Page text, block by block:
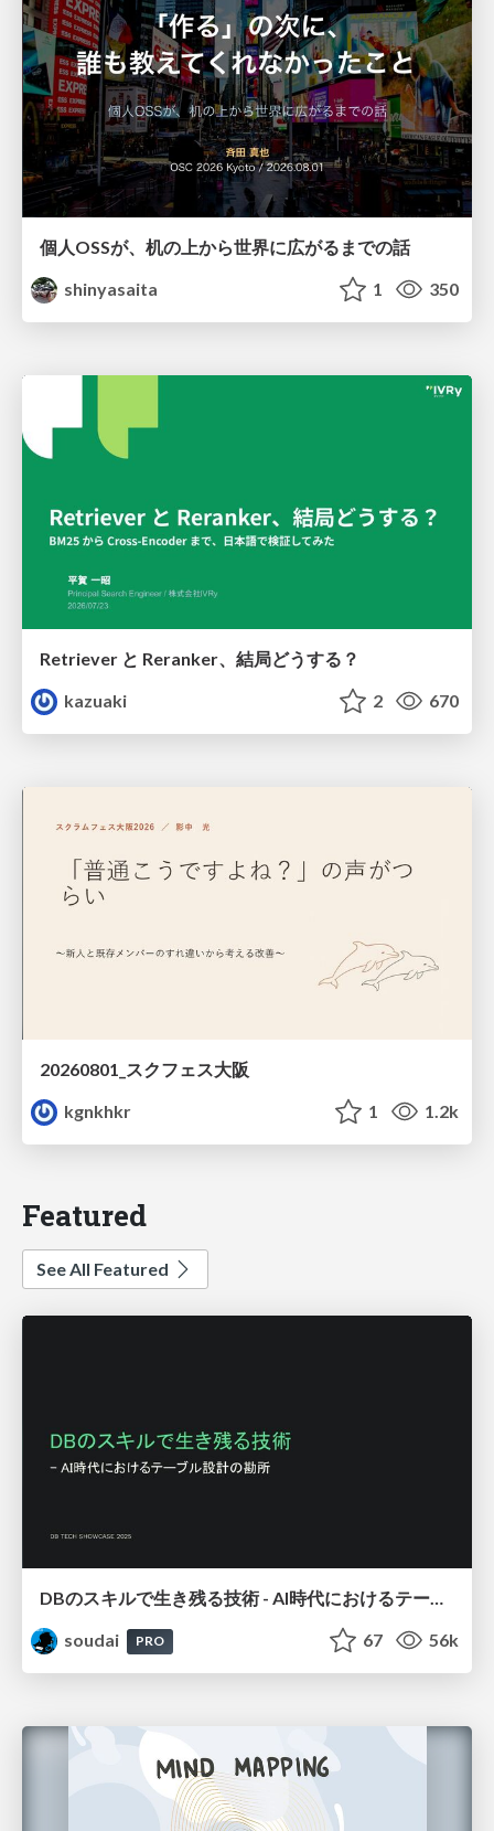
個人OSSが、机の上から世界に広がるまでの話
shinyasaita
1 350
Retriever と Reranker、結局どうする？
kazuaki
2 670
20260801_スクフェス大阪
kgnkhkr
1 1.2k
Featured
See All Featured
DBのスキルで生き残る技術 - AI時代におけるテーブル設計の勘所
soudai
PRO 67 56k